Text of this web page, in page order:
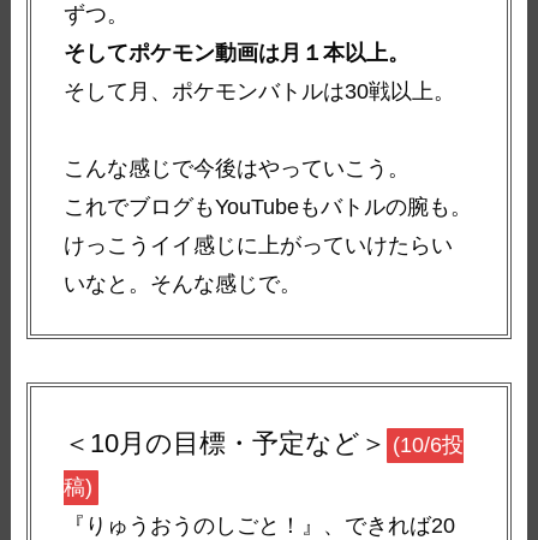
ずつ。
そしてポケモン動画は月１本以上。
そして月、ポケモンバトルは30戦以上。
こんな感じで今後はやっていこう。
これでブログもYouTubeもバトルの腕も。
けっこうイイ感じに上がっていけたらい
いなと。そんな感じで。
＜10月の目標・予定など＞ (10/6投
稿)
『りゅうおうのしごと！』、できれば20